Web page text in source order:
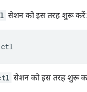
सेशन को इस तरह शुरू करें:
ctl
सेशन को इस तरह शुरू